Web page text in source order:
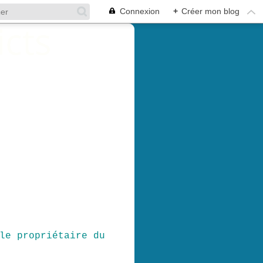
Connexion + Créer mon blog
propriétaire du